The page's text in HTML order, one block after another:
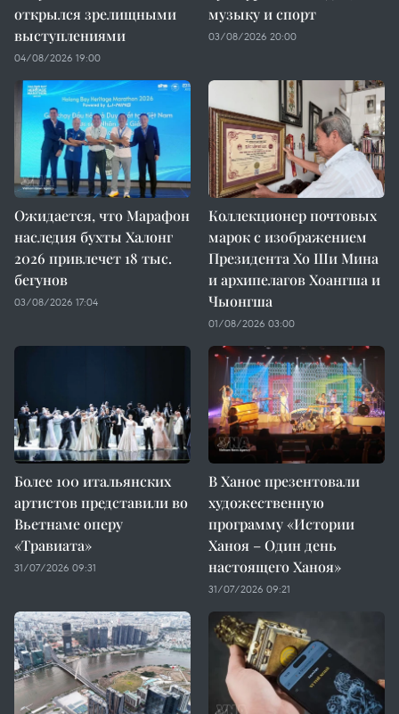
открылся зрелищными
выступлениями
04/08/2026 19:00
музыку и спорт
03/08/2026 20:00
Ожидается, что Марафон
наследия бухты Халонг
2026 привлечет 18 тыс.
бегунов
03/08/2026 17:04
Коллекционер почтовых
марок с изображением
Президента Хо Ши Мина
и архипелагов Хоангша и
Чыонгша
01/08/2026 03:00
Более 100 итальянских
артистов представили во
Вьетнаме оперу
«Травиата»
31/07/2026 09:31
В Ханое презентовали
художественную
программу «Истории
Ханоя – Один день
настоящего Ханоя»
31/07/2026 09:21